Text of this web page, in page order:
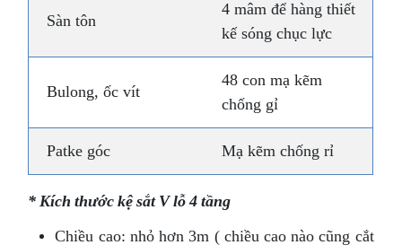
Sàn tôn
4 mâm để hàng thiết
kế sóng chục lực
Bulong, ốc vít
48 con mạ kẽm
chống gỉ
Patke góc Mạ kẽm chống rỉ
* Kích thước kệ sắt V lỗ 4 tầng
Chiều cao: nhỏ hơn 3m ( chiều cao nào cũng cắt